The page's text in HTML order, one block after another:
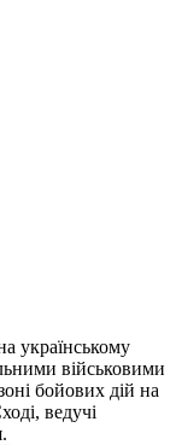
українському
військовими
бойових дій на
ведучі